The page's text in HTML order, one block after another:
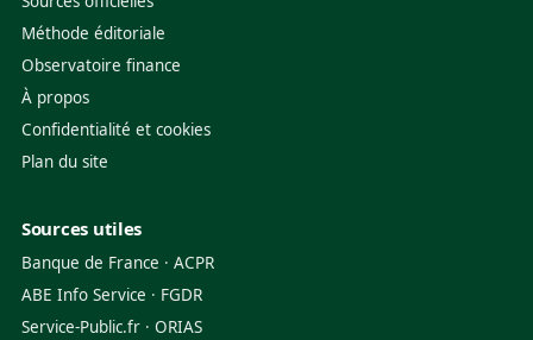
Méthode éditoriale
Observatoire finance
À propos
Confidentialité et cookies
Plan du site
Sources utiles
Banque de France · ACPR
ABE Info Service · FGDR
Service-Public.fr · ORIAS